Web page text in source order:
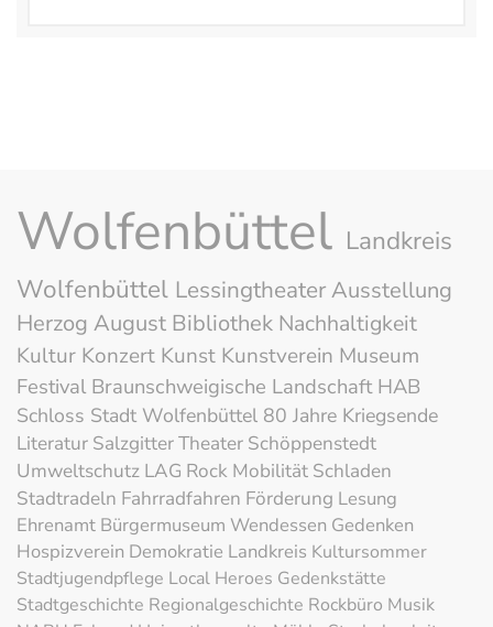
Wolfenbüttel Landkreis
Wolfenbüttel LessingtheaterAusstellung
Herzog August Bibliothek Nachhaltigkeit
Kultur Konzert Kunst Kunstverein Museum
Festival Braunschweigische Landschaft HAB
Schloss Stadt Wolfenbüttel 80 Jahre Kriegsende
Literatur SalzgitterTheater Schöppenstedt
Umweltschutz LAG Rock Mobilität Schladen
Stadtradeln Fahrradfahren Förderung Lesung
Ehrenamt Bürgermuseum Wendessen Gedenken
Hospizverein Demokratie Landkreis Kultursommer
Stadtjugendpflege Local Heroes Gedenkstätte
Stadtgeschichte Regionalgeschichte Rockbüro Musik